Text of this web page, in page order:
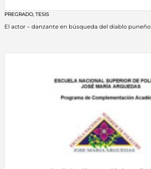
PREGRADO, TESIS
El actor – danzante en búsqueda del diablo puneño